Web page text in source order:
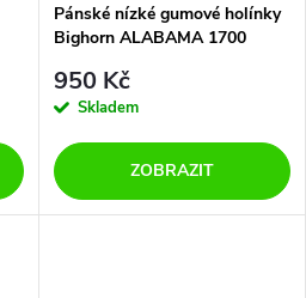
Pánské nízké gumové holínky
Bighorn ALABAMA 1700
950 Kč
Skladem
ZOBRAZIT